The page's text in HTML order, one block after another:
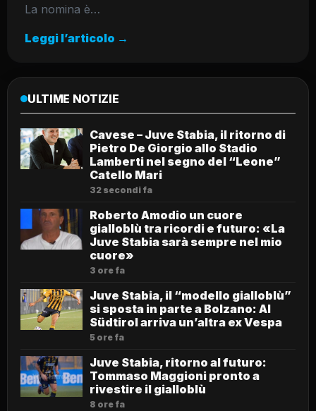
La nomina è…
Leggi l’articolo →
ULTIME NOTIZIE
Cavese – Juve Stabia, il ritorno di
Pietro De Giorgio allo Stadio
Lamberti nel segno del “Leone”
Catello Mari
32 secondi fa
Roberto Amodio un cuore
gialloblù tra ricordi e futuro: «La
Juve Stabia sarà sempre nel mio
cuore»
3 ore fa
Juve Stabia, il “modello gialloblù”
si sposta in parte a Bolzano: Al
Südtirol arriva un’altra ex Vespa
5 ore fa
Juve Stabia, ritorno al futuro:
Tommaso Maggioni pronto a
rivestire il gialloblù
8 ore fa